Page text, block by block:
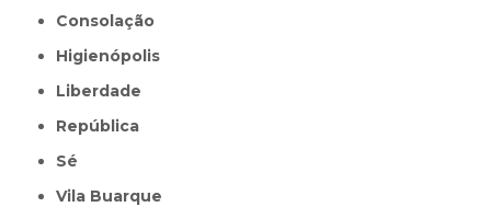
Consolação
Higienópolis
Liberdade
República
Sé
Vila Buarque